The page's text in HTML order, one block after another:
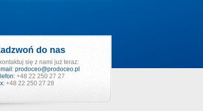
do nas
się z nami już teraz:
prodoceo@prodoceo.pl
+48 22 250 27 27
+48 22 250 27 28